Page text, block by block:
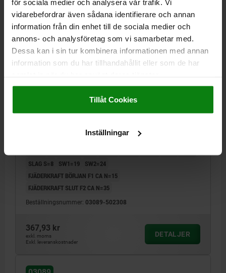
för sociala medier och analysera vår trafik. Vi
vidarebefordrar även sådana identifierare och annan
information från din enhet till de sociala medier och
annons- och analysföretag som vi samarbetar med.
Dessa kan i sin tur kombinera informationen med annan
information som du har tillhandahållit eller som de har
Impressum|Dataskydd|AGB
Tillåt Cookies
Inställningar
03089
LÅSBULT PREMIUM MED KONISKT LÅSSTIFT ST.3
D1=M16X1,5, D=8, FORM:B UTAN SPÄRRSPÅR MED
FORM=B D2=33
SLAG S=8
SW1=19
SW2=24
FJÄDERKRAFT BÖRJAN F1 CA N=15
FJÄDERKRAFT SLUT F2 CA N=35
Beställningsnummer: 03089-502308
367,93 kr
exkl. moms
Exkl. leveranskostnader
DETALJER